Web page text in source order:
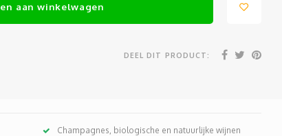
aan winkelwagen
DEEL DIT PRODUCT:
Champagnes, biologische en natuurlijke wijnen